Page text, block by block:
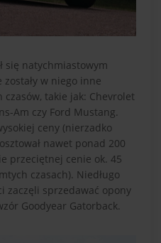
się natychmiastowym
w niego inne
takie jak: Chevrolet
Am czy Ford Mustang.
ceny (nierzadko
nawet ponad 200
przeciętnej cenie ok. 45
czasach). Niedługo
zaczęli sprzedawać opony
Goodyear Gatorback.